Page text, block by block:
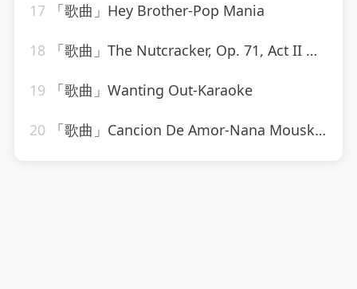
17 「歌曲」Hey Brother-Pop Mania
18 「歌曲」The Nutcracker, Op. 71, Act II Dance of the Sugar Plum Fairy-Mayfair Philharmonic Orchestra
19 「歌曲」Wanting Out-Karaoke
20 「歌曲」Cancion De Amor-Nana Mouskouri